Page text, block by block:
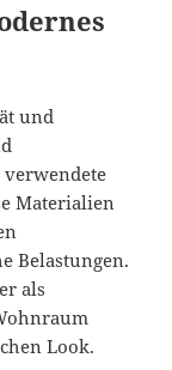
und
Materialien
Belastungen.
als
Look.